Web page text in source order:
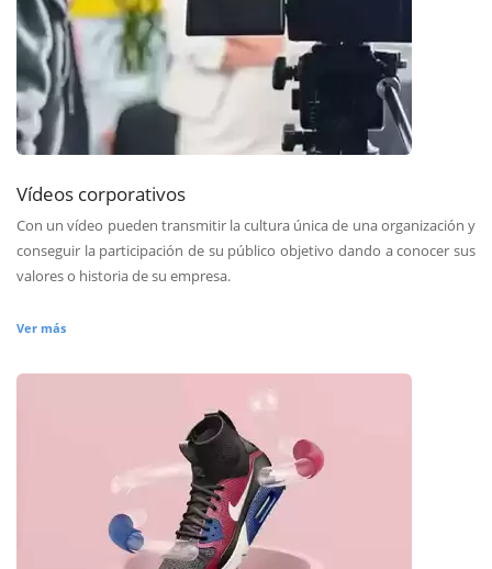
Vídeos corporativos
Con un vídeo pueden transmitir la cultura única de una organización y
conseguir la participación de su público objetivo dando a conocer sus
valores o historia de su empresa.
Ver más